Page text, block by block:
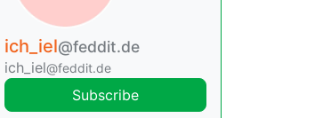
ich_iel@feddit.de
ich_iel@feddit.de
Subscribe